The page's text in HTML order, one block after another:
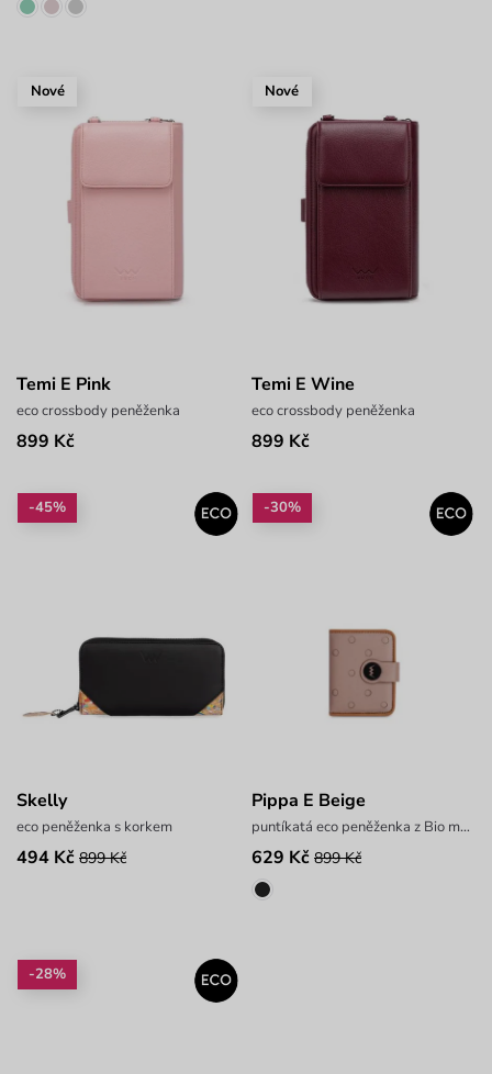
Nové
Temi E Pink
eco crossbody peněženka
899 Kč
Nové
Temi E Wine
eco crossbody peněženka
899 Kč
-45%
Skelly
eco peněženka s korkem
494 Kč 899 Kč
-30%
Pippa E Beige
puntíkatá eco peněženka z Bio materiálu
629 Kč 899 Kč
-28%